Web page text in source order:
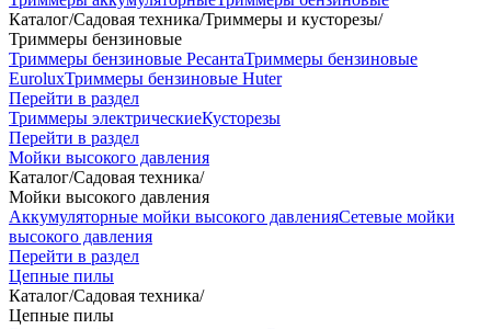
Каталог/Садовая техника/Триммеры и кусторезы/
Триммеры бензиновые
Триммеры бензиновые РесантаТриммеры бензиновые
EuroluxТриммеры бензиновые Huter
Перейти в раздел
Триммеры электрическиеКусторезы
Перейти в раздел
Мойки высокого давления
Каталог/Садовая техника/
Мойки высокого давления
Аккумуляторные мойки высокого давленияСетевые мойки
высокого давления
Перейти в раздел
Цепные пилы
Каталог/Садовая техника/
Цепные пилы